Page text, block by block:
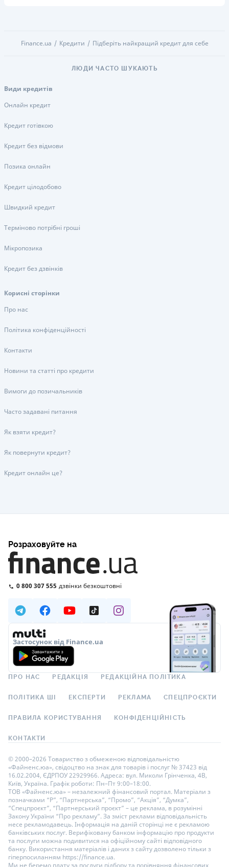
Finance.ua Кредити Підберіть найкращий кредит для себе
ЛЮДИ ЧАСТО ШУКАЮТЬ
Види кредитів
Онлайн кредит
Кредит готівкою
Кредит без відмови
Позика онлайн
Кредит цілодобово
Швидкий кредит
Терміново потрібні гроші
Мікропозика
Кредит без дзвінків
Корисні сторінки
Про нас
Політика конфіденційності
Контакти
Новини та статті про кредити
Вимоги до позичальників
Часто задавані питання
Як взяти кредит?
Як повернути кредит?
Кредит онлайн це?
Розраховуйте на
0 800 307 555 дзвінки безкоштовні
Застосунок від Finance.ua
ПРО НАС РЕДАКЦІЯ РЕДАКЦІЙНА ПОЛІТИКА
ПОЛІТИКА ШІ ЕКСПЕРТИ РЕКЛАМА СПЕЦПРОЄКТИ
ПРАВИЛА КОРИСТУВАННЯ КОНФІДЕНЦІЙНІСТЬ
КОНТАКТИ
© 2000–2026 Товариство з обмеженою відповідальністю
«Файненс.юа», свідоцтво на знак для товарів і послуг № 37423 від
16.02.2004, ЄДРПОУ 22929966. Адреса: вул. Миколи Грінченка, 4В,
Київ, Україна. Графік роботи: Пн–Пт 9:00–18:00.
ТОВ «Файненс.юа» – незалежний фінансовий портал. Матеріали з
позначками “Р”, “Партнерська”, “Промо”, “Акція”, “Думка”,
“Спецпроєкт”, “Партнерський проєкт” – це реклама, в розумінні
Закону України “Про рекламу”. За зміст реклами відповідальність
несе рекламодавець. Інформація на даній сторінці не є рекламою
банківських послуг. Верифіковану банком інформацію про продукти
та послуги можна подивитися на офіційному сайті відповідного
банку. Використання матеріалів і даних з сайту дозволено тільки з
гіперпосиланням https://finance.ua.
Ми не беремо плату за послуги підбору та порівняння фінансових